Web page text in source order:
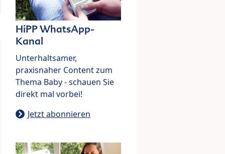
HiPP WhatsApp-
Kanal
Unterhaltsamer,
praxisnaher Content zum
Thema Baby - schauen Sie
direkt mal vorbei!
Jetzt abonnieren